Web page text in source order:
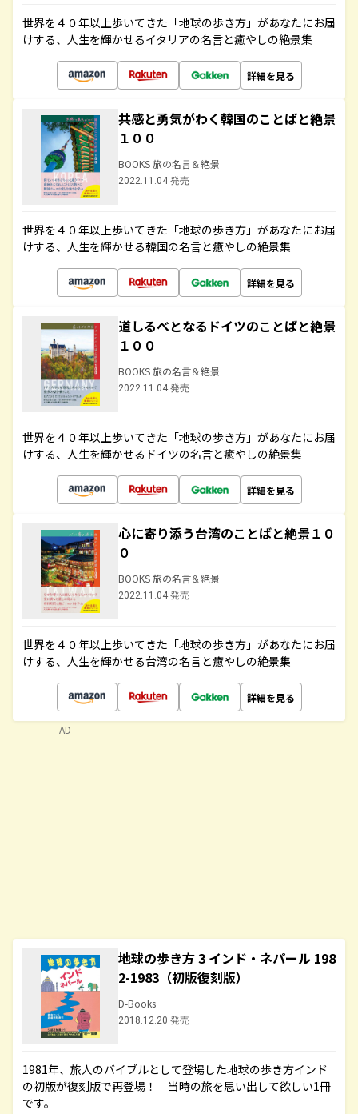
世界を４０年以上歩いてきた「地球の歩き方」があなたにお届
けする、人生を輝かせるイタリアの名言と癒やしの絶景集
詳細を見る
共感と勇気がわく韓国のことばと絶景
１００
BOOKS 旅の名言＆絶景
2022.11.04 発売
世界を４０年以上歩いてきた「地球の歩き方」があなたにお届
けする、人生を輝かせる韓国の名言と癒やしの絶景集
詳細を見る
道しるべとなるドイツのことばと絶景
１００
BOOKS 旅の名言＆絶景
2022.11.04 発売
世界を４０年以上歩いてきた「地球の歩き方」があなたにお届
けする、人生を輝かせるドイツの名言と癒やしの絶景集
詳細を見る
心に寄り添う台湾のことばと絶景１０
０
BOOKS 旅の名言＆絶景
2022.11.04 発売
世界を４０年以上歩いてきた「地球の歩き方」があなたにお届
けする、人生を輝かせる台湾の名言と癒やしの絶景集
詳細を見る
地球の歩き方 3 インド・ネパール 198
2-1983（初版復刻版）
D-Books
2018.12.20 発売
1981年、旅人のバイブルとして登場した地球の歩き方インド
の初版が復刻版で再登場！ 当時の旅を思い出して欲しい1冊
です。
AD